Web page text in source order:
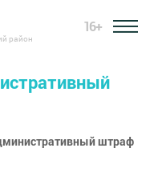
район
16+
штраф